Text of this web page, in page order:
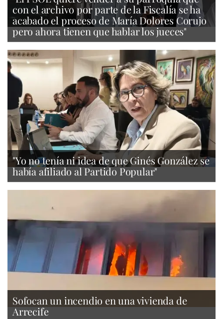
con el archivo por parte de la Fiscalía se ha
acabado el proceso de María Dolores Corujo
pero ahora tienen que hablar los jueces"
"Yo no tenía ni idea de que Ginés González se
había afiliado al Partido Popular"
Sofocan un incendio en una vivienda de
Arrecife